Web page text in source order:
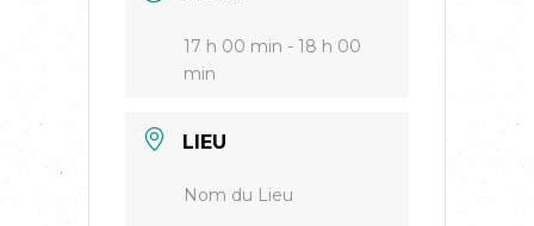
17 h 00 min - 18 h 00
min
LIEU
Nom du Lieu